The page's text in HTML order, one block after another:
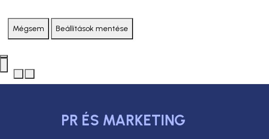
Mégsem Beállítások mentése
PR ÉS MARKETING